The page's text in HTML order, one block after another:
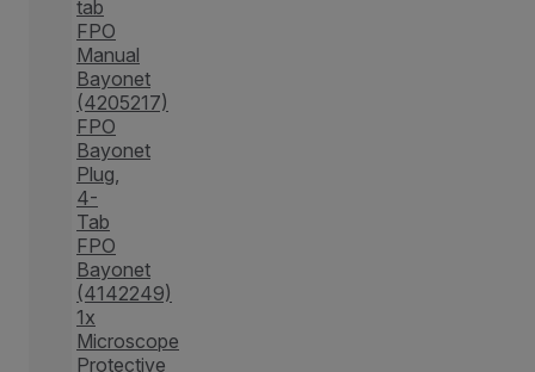
tab
FPO
Manual
Bayonet
(4205217)
FPO
Bayonet
Plug,
4-
Tab
FPO
Bayonet
(4142249)
1x
Microscope
Protective